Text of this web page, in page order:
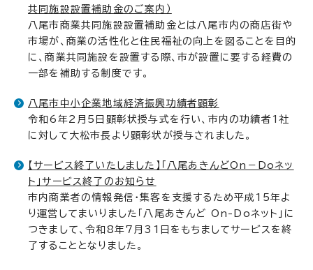
共同施設設置補助金のご案内）
八尾市商業共同施設設置補助金とは八尾市内の商店街や
市場が、商業の活性化と住民福祉の向上を図ることを目的
に、商業共同施設を設置する際、市が設置に要する経費の
一部を補助する制度です。
八尾市中小企業地域経済振興功績者顕彰
令和6年2月5日顕彰状授与式を行い、市内の功績者1社
に対して大松市長より顕彰状が授与されました。
【サービス終了いたしました】「八尾あきんどOn－Doネッ
ト」サービス終了のお知らせ
市内商業者の情報発信・集客を支援するため平成15年よ
り運営してまいりました「八尾あきんど On-Doネット」に
つきまして、令和8年7月31日をもちましてサービスを終
了することとなりました。